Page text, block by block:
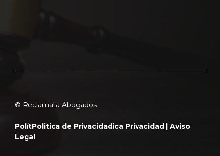
© Reclamalia Abogados
PolítPolitica de Privacidad ica Privacidad | Aviso
Legal